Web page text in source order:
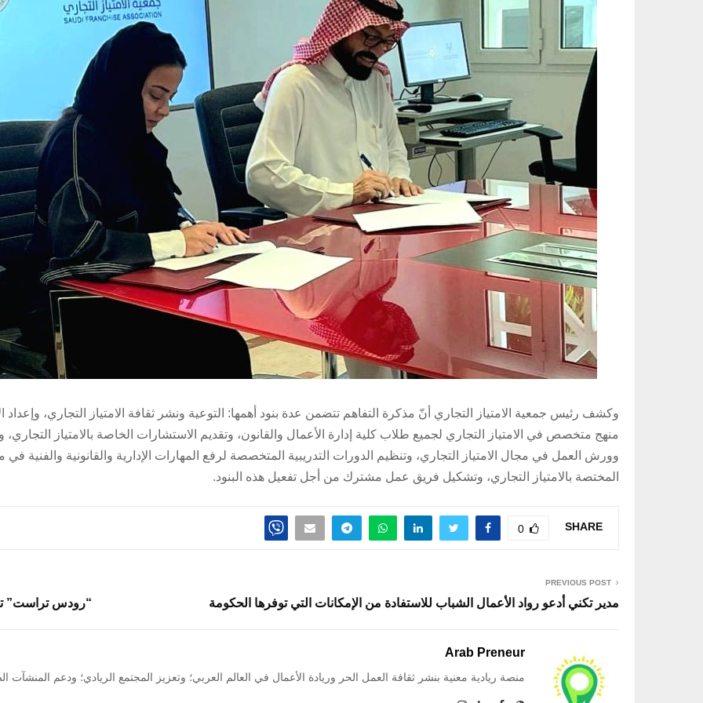
وكشف رئيس جمعية الامتياز التجاري أنّ مذكرة التفاهم تتضمن عدة بنود أهمها: التوعية ونشر ثقافة الامتياز التجاري، وإعداد
منهج متخصص في الامتياز التجاري لجميع طلاب كلية إدارة الأعمال والقانون، وتقديم الاستشارات الخاصة بالامتياز
وورش العمل في مجال الامتياز التجاري، وتنظيم الدورات التدريبية المتخصصة لرفع المهارات الإدارية والقانونية والفنية
المختصة بالامتياز التجاري، وتشكيل فريق عمل مشترك من أجل تفعيل هذه البنود.
SHARE
0
PREVIOUS POST
مدير تكني أدعو رواد الأعمال الشباب للاستفادة من الإمكانات التي توفرها الحكومة “رودس تراست”
Arab Preneur
منصة ريادية معنية بنشر ثقافة العمل الحر وريادة الأعمال في العالم العربي؛ وتعزيز المجتمع الريادي؛ ودعم